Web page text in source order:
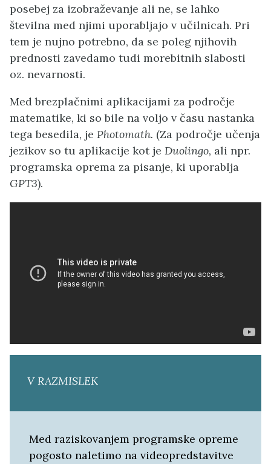
posebej za izobraževanje ali ne, se lahko
številna med njimi uporabljajo v učilnicah. Pri
tem je nujno potrebno, da se poleg njihovih
prednosti zavedamo tudi morebitnih slabosti
oz. nevarnosti.
Med brezplačnimi aplikacijami za področje
matematike, ki so bile na voljo v času nastanka
tega besedila, je Photomath. (Za področje učenja
jezikov so tu aplikacije kot je Duolingo, ali npr.
programska oprema za pisanje, ki uporablja
GPT3).
V RAZMISLEK
Med raziskovanjem programske opreme
pogosto naletimo na videopredstavitve